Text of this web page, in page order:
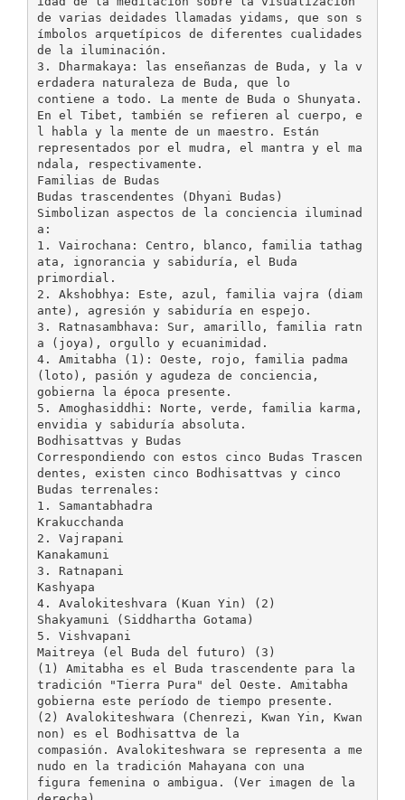
de varias deidades llamadas yidams, que son s
ímbolos arquetípicos de diferentes cualidades
de la iluminación.
3. Dharmakaya: las enseñanzas de Buda, y la v
erdadera naturaleza de Buda, que lo
contiene a todo. La mente de Buda o Shunyata.
En el Tibet, también se refieren al cuerpo, e
l habla y la mente de un maestro. Están
representados por el mudra, el mantra y el ma
ndala, respectivamente.
Familias de Budas
Budas trascendentes (Dhyani Budas)
Simbolizan aspectos de la conciencia iluminad
a:
1. Vairochana: Centro, blanco, familia tathag
ata, ignorancia y sabiduría, el Buda
primordial.
2. Akshobhya: Este, azul, familia vajra (diam
ante), agresión y sabiduría en espejo.
3. Ratnasambhava: Sur, amarillo, familia ratn
a (joya), orgullo y ecuanimidad.
4. Amitabha (1): Oeste, rojo, familia padma
(loto), pasión y agudeza de conciencia,
gobierna la época presente.
5. Amoghasiddhi: Norte, verde, familia karma,
envidia y sabiduría absoluta.
Bodhisattvas y Budas
Correspondiendo con estos cinco Budas Trascen
dentes, existen cinco Bodhisattvas y cinco
Budas terrenales:
1. Samantabhadra
Krakucchanda
2. Vajrapani
Kanakamuni
3. Ratnapani
Kashyapa
4. Avalokiteshvara (Kuan Yin) (2)
Shakyamuni (Siddhartha Gotama)
5. Vishvapani
Maitreya (el Buda del futuro) (3)
(1) Amitabha es el Buda trascendente para la
tradición "Tierra Pura" del Oeste. Amitabha
gobierna este período de tiempo presente.
(2) Avalokiteshwara (Chenrezi, Kwan Yin, Kwan
non) es el Bodhisattva de la
compasión. Avalokiteshwara se representa a me
nudo en la tradición Mahayana con una
figura femenina o ambigua. (Ver imagen de la